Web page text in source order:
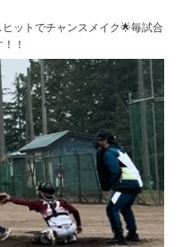
ットでチャンスメイク🌟毎試合
！